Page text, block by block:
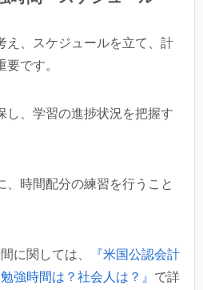
え、スケジュールを立て、計
です。
し、学習の進捗状況を把握す
、時間配分の練習を行うこと
に関しては、
『米国公認会計
強時間は？社会人は？』 で詳